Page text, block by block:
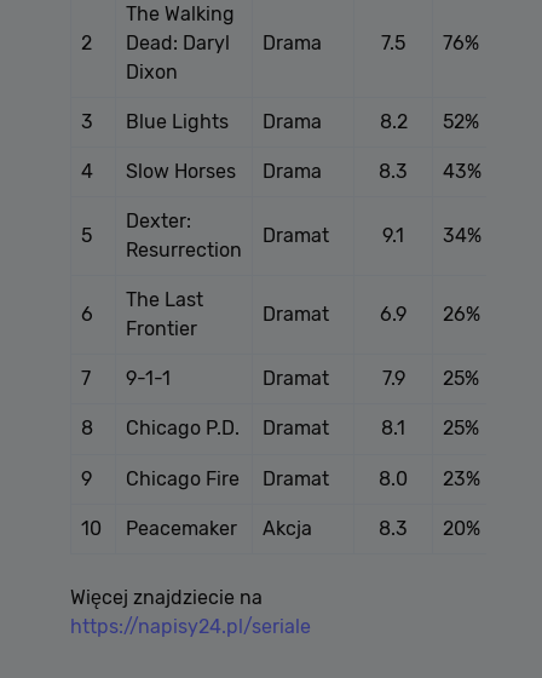
2
The Walking
Dead: Daryl
Dixon
Drama 7.5 76%
3 Blue Lights Drama 8.2 52%
4 Slow Horses Drama 8.3 43%
5
Dexter:
Resurrection
Dramat 9.1 34%
6
The Last
Frontier
Dramat 6.9 26%
7 9-1-1 Dramat 7.9 25%
8 Chicago P.D. Dramat 8.1 25%
9 Chicago Fire Dramat 8.0 23%
10 Peacemaker Akcja 8.3 20%
Więcej znajdziecie na
https://napisy24.pl/seriale